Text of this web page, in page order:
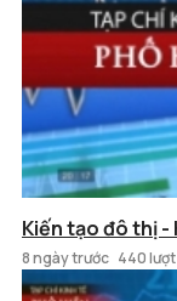
Kiến tạo đô thị
8 ngày trước 440